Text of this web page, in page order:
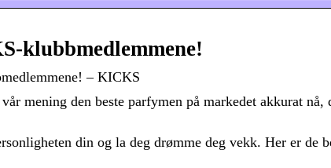
klubbmedlemmene!
– KICKS
mening den beste parfymen på markedet akkurat nå,
din og la deg drømme deg vekk. Her er de